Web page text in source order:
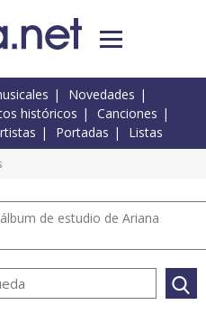
Novedades
históricos
Canciones
Portadas Listas
de estudio de Ariana